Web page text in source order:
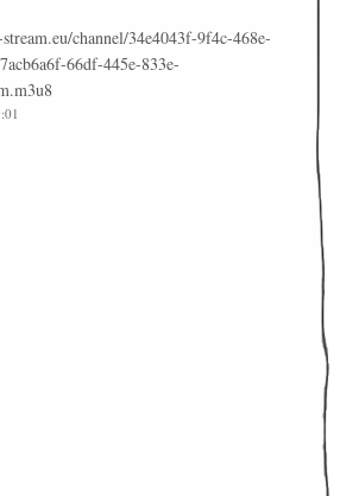
channel/34e4043f-9f4c-468e-
66df-445e-833e-